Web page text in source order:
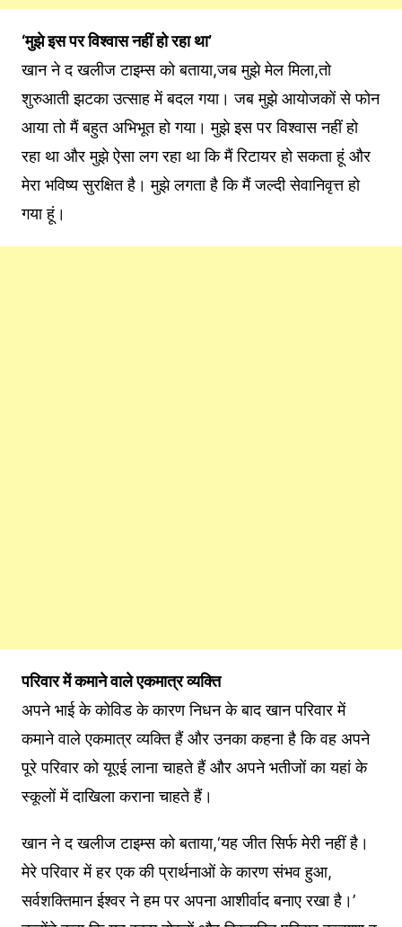
‘मुझे इस पर विश्वास नहीं हो रहा था’
खान ने द खलीज टाइम्स को बताया,जब मुझे मेल मिला,तो
शुरुआती झटका उत्साह में बदल गया। जब मुझे आयोजकों से फोन
आया तो मैं बहुत अभिभूत हो गया। मुझे इस पर विश्वास नहीं हो
रहा था और मुझे ऐसा लग रहा था कि मैं रिटायर हो सकता हूं और
मेरा भविष्य सुरक्षित है। मुझे लगता है कि मैं जल्दी सेवानिवृत्त हो
गया हूं।
परिवार में कमाने वाले एकमात्र व्यक्ति
अपने भाई के कोविड के कारण निधन के बाद खान परिवार में
कमाने वाले एकमात्र व्यक्ति हैं और उनका कहना है कि वह अपने
पूरे परिवार को यूएई लाना चाहते हैं और अपने भतीजों का यहां के
स्कूलों में दाखिला कराना चाहते हैं।
खान ने द खलीज टाइम्स को बताया,‘यह जीत सिर्फ मेरी नहीं है।
मेरे परिवार में हर एक की प्रार्थनाओं के कारण संभव हुआ,
सर्वशक्तिमान ईश्वर ने हम पर अपना आशीर्वाद बनाए रखा है।’